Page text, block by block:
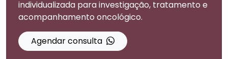
individualizada para investigação, tratamento e
acompanhamento oncológico.
Agendar consulta